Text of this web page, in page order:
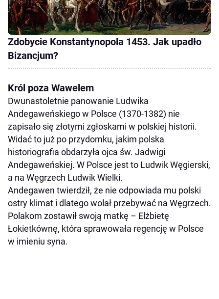
Zdobycie Konstantynopola 1453. Jak upadło
Bizancjum?
Król poza Wawelem
Dwunastoletnie panowanie Ludwika
Andegaweńskiego w Polsce (1370-1382) nie
zapisało się złotymi zgłoskami w polskiej historii.
Widać to już po przydomku, jakim polska
historiografia obdarzyła ojca św. Jadwigi
Andegaweńskiej. W Polsce jest to Ludwik Węgierski,
a na Węgrzech Ludwik Wielki.
Andegawen twierdził, że nie odpowiada mu polski
ostry klimat i dlatego wolał przebywać na Węgrzech.
Polakom zostawił swoją matkę – Elżbietę
Łokietkównę, która sprawowała regencję w Polsce
w imieniu syna.